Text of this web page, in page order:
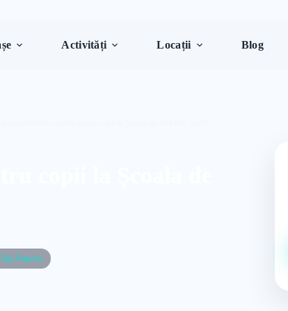
Activități Locații Blog
Napoca